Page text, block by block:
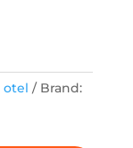
otel
Brand: